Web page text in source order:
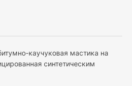
каучуковая мастика на
синтетическим